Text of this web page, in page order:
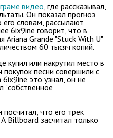
видео , где рассказывал,
Он показал прогноз
словам, рассылают
6ix9ine говорит, что в
Ariana Grande "Stuck With U"
60 тысяч копий.
купил или накрутил место в
песни совершили с
это узнал, он не
"собственное
что его трек
Billboard засчитал только